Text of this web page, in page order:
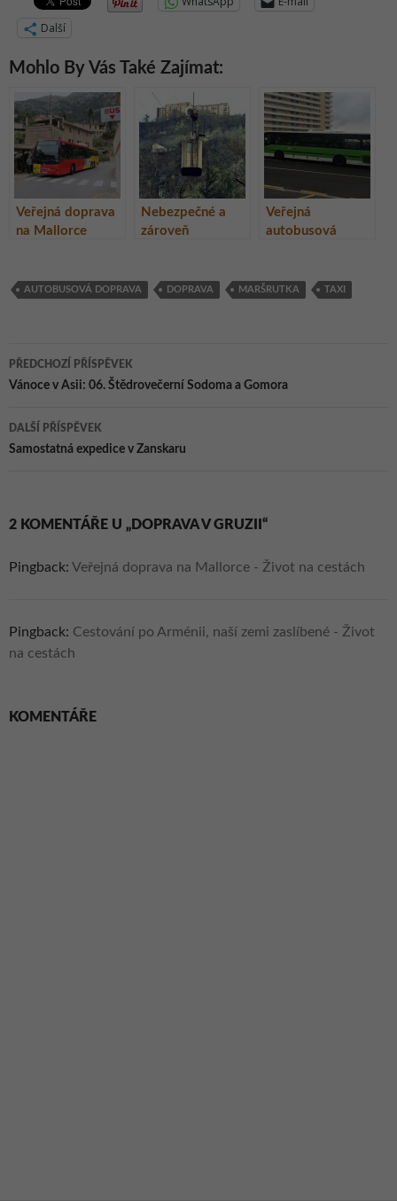
Další
Mohlo By Vás Také Zajímat:
Veřejná doprava
na Mallorce
Nebezpečné a
zároveň
v Gruzii
Veřejná
autobusová
AUTOBUSOVÁ DOPRAVA DOPRAVA MARŠRUTKA TAXI
Navigace
pro
příspěvky
PŘEDCHOZÍ PŘÍSPĚVEK
Vánoce v Asii: 06. Štědrovečerní Sodoma a Gomora
DALŠÍ PŘÍSPĚVEK
Samostatná expedice v Zanskaru
2 KOMENTÁŘE U „DOPRAVA V GRUZII“
Pingback: Veřejná doprava na Mallorce - Život na cestách
Pingback: Cestování po Arménii, naší zemi zaslíbené - Život
na cestách
KOMENTÁŘE